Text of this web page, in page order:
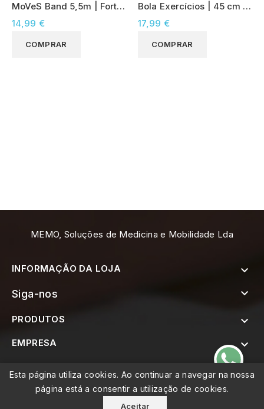
MoVeS Band 5,5m | Forte
- Verde
14,99 €
COMPRAR
Bola Exercícios | 45 cm -
Amarela
17,99 €
COMPRAR
MEMO, Soluções de Medicina e Mobilidade Lda
INFORMAÇÃO DA LOJA 
Siga-nos 
Esta página utiliza cookies. Ao continuar a navegar na nossa
página está a consentir a utilização de cookies.
Aceitar
PRODUTOS 
EMPRESA 
